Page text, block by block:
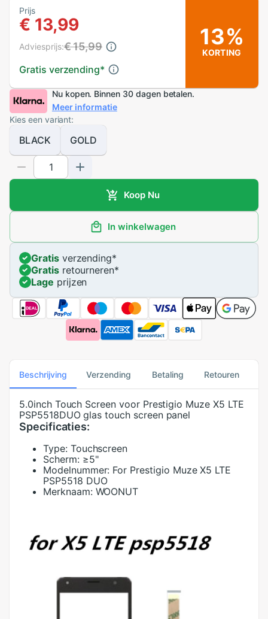
Prijs
€ 13,99
Gratis verzending*
Adviesprijs:€ 15,99 13%
KORTING
Nu kopen. Binnen 30 dagen betalen.
Meer informatie
Kies een variant:
BLACK GOLD
Koop Nu
In winkelwagen
Gratisverzending*
Gratisretourneren*
Lage prijzen
Beschrijving Verzending Betaling Retouren
5.0inch Touch Screen voor Prestigio Muze X5 LTE
PSP5518DUO glas touch screen panel
Specificaties:
Type: Touchscreen
Scherm: ≥5"
Modelnummer: For Prestigio Muze X5 LTE
PSP5518 DUO
Merknaam: WOONUT